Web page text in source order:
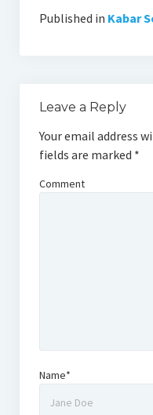
Published in Kabar
Leave a Reply
Your email address
fields are marked *
Comment
Name*